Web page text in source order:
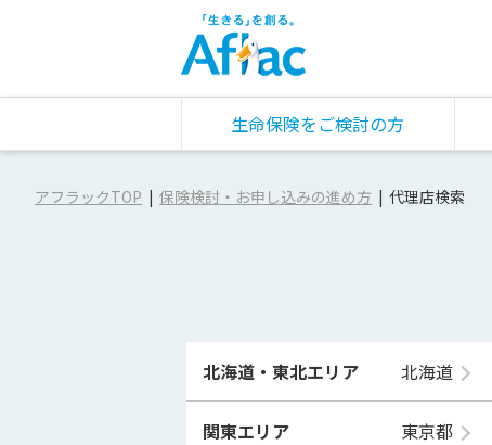
生命保険をご検討の方
アフラックTOP 保険検討・お申し込みの進め方 代理店検索
北海道・東北エリア 北海道
関東エリア 東京都